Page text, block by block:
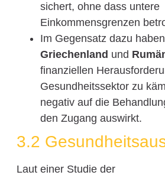
sichert, ohne dass untere
Einkommensgrenzen
Im Gegensatz dazu
Griechenland und
finanziellen
Gesundheitssektor zu
negativ auf die
den Zugang auswirkt.
3.2
Laut einer Studie der